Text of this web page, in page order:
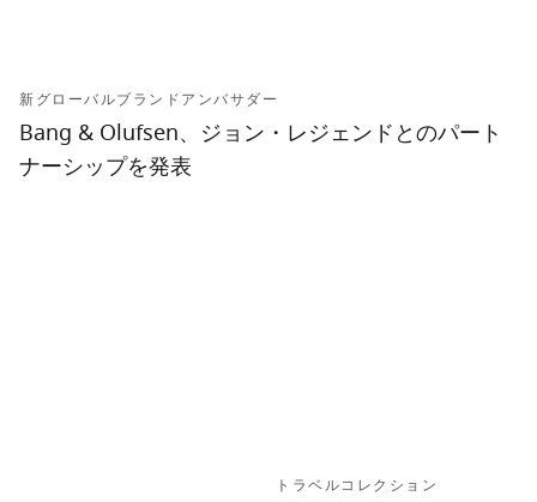
新グローバルブランドアンバサダー
Bang & Olufsen、ジョン・レジェンドとのパート
ナーシップを発表
トラベルコレクション